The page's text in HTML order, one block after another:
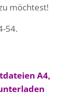
möchtest!
54.
A4,